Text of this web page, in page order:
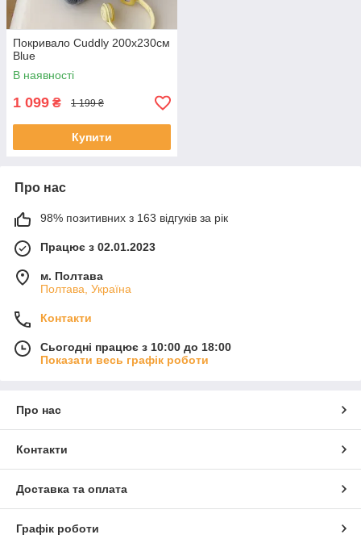
Покривало Cuddly 200х230см
Blue
В наявності
1 099 ₴ 1 199 ₴
Купити
Про нас
98% позитивних з 163 відгуків за рік
Працює з 02.01.2023
м. Полтава
Полтава, Україна
Контакти
Сьогодні працює з 10:00 до 18:00
Показати весь графік роботи
Про нас
Контакти
Доставка та оплата
Графік роботи